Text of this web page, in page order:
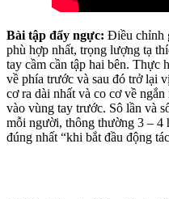
Bài tập đẩy ngực: Điều chỉnh
phù hợp nhất, trọng lượng tạ
tay cầm cần tập hai bên. Thực
về phía trước và sau đó trở lại
cơ ra dài nhất và co cơ về
vào vùng tay trước. Sô lần và
mỗi người, thông thường 3 – 4
đúng nhất “khi bắt đầu động